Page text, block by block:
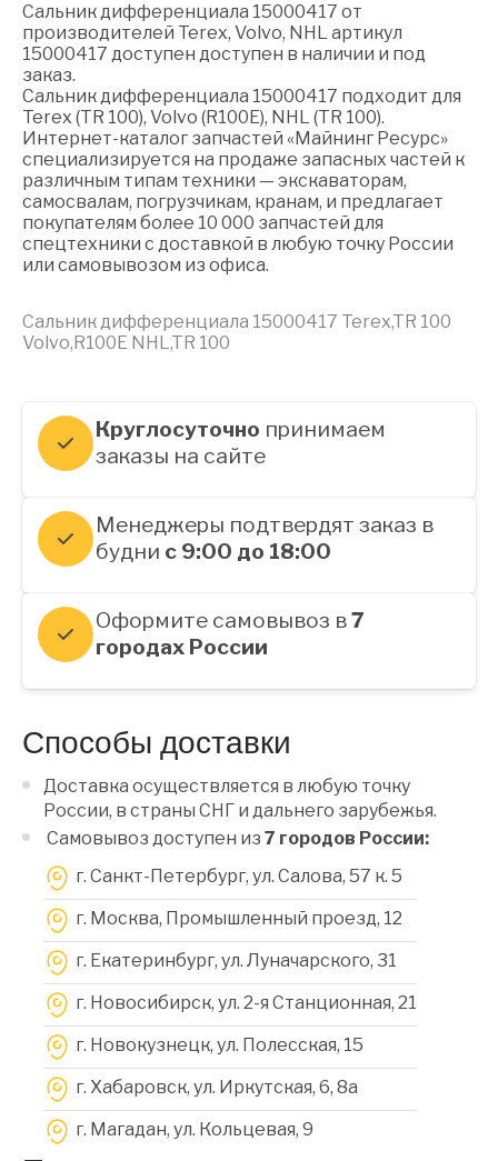
Сальник дифференциала 15000417 от
производителей Terex, Volvo, NHL артикул
15000417 доступен доступен в наличии и под
заказ.
Сальник дифференциала 15000417 подходит для
Terex (TR 100), Volvo (R100E), NHL (TR 100).
Интернет-каталог запчастей «Майнинг Ресурс»
специализируется на продаже запасных частей к
различным типам техники — экскаваторам,
самосвалам, погрузчикам, кранам, и предлагает
покупателям более 10 000 запчастей для
спецтехники с доставкой в любую точку России
или самовывозом из офиса.
Сальник дифференциала 15000417 Terex,TR 100
Volvo,R100E NHL,TR 100
Круглосуточно принимаем
заказы на сайте
Менеджеры подтвердят заказ в
будни с 9:00 до 18:00
Оформите самовывоз в7
городах России
Способы доставки
Доставка осуществляется в любую точку
России, в страны СНГ и дальнего зарубежья.
Самовывоз доступен из 7 городов России:
г. Санкт-Петербург, ул. Салова, 57 к. 5
г. Москва, Промышленный проезд, 12
г. Екатеринбург, ул. Луначарского, 31
г. Новосибирск, ул. 2-я Станционная, 21
г. Новокузнецк, ул. Полесская, 15
г. Хабаровск, ул. Иркутская, 6, 8a
г. Магадан, ул. Кольцевая, 9